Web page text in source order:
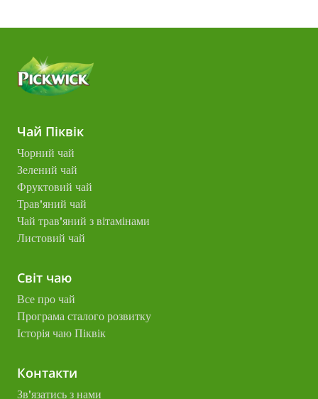
Чай Піквік
Чорний чай
Зелений чай
Фруктовий чай
Трав'яний чай
Чай трав'яний з вітамінами
Листовий чай
Світ чаю
Все про чай
Програма сталого розвитку
Історія чаю Піквік
Контакти
Зв'язатись з нами